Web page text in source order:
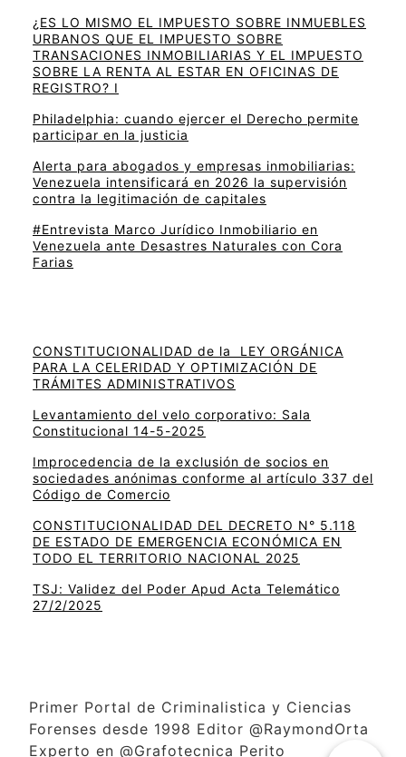
¿ES LO MISMO EL IMPUESTO SOBRE INMUEBLES
URBANOS QUE EL IMPUESTO SOBRE
TRANSACIONES INMOBILIARIAS Y EL IMPUESTO
SOBRE LA RENTA AL ESTAR EN OFICINAS DE
REGISTRO? I
Philadelphia: cuando ejercer el Derecho permite
participar en la justicia
Alerta para abogados y empresas inmobiliarias:
Venezuela intensificará en 2026 la supervisión
contra la legitimación de capitales
#Entrevista Marco Jurídico Inmobiliario en
Venezuela ante Desastres Naturales con Cora
Farias
CONSTITUCIONALIDAD de la LEY ORGÁNICA
PARA LA CELERIDAD Y OPTIMIZACIÓN DE
TRÁMITES ADMINISTRATIVOS
Levantamiento del velo corporativo: Sala
Constitucional 14-5-2025
Improcedencia de la exclusión de socios en
sociedades anónimas conforme al artículo 337 del
Código de Comercio
CONSTITUCIONALIDAD DEL DECRETO N° 5.118
DE ESTADO DE EMERGENCIA ECONÓMICA EN
TODO EL TERRITORIO NACIONAL 2025
TSJ: Validez del Poder Apud Acta Telemático
27/2/2025
Primer Portal de Criminalistica y Ciencias
Forenses desde 1998 Editor @RaymondOrta
Experto en @Grafotecnica Perito